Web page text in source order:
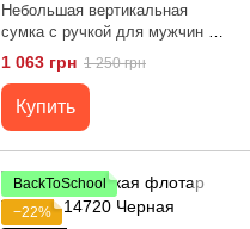
Небольшая вертикальная
сумка с ручкой для мужчин из
натуральной кожи Vintage
22865 Коричневый
1 063 грн 1 250 грн
Купить
BackToSchool
−22%